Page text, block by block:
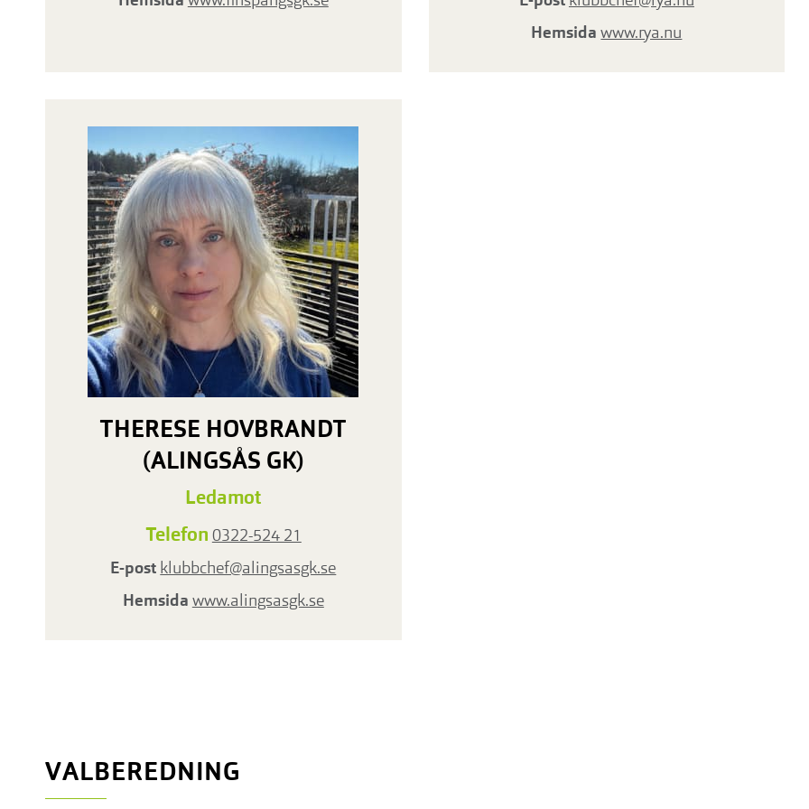
Hemsida www.rya.nu
THERESE HOVBRANDT
(ALINGSÅS GK)
Ledamot
Telefon 0322-524 21
E-post klubbchef@alingsasgk.se
Hemsida www.alingsasgk.se
VALBEREDNING